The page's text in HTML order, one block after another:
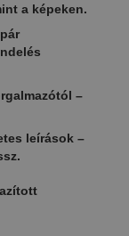
a képeken.
–
leírások –